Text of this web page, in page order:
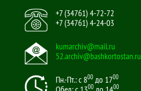
+7 (34761) 4-72-72
+7 (34761) 4-24-03
kumarchiv@mail.ru
52.archiv@bashkortostan.ru
Пн.-Пт.: с 800 до 1700
00 00